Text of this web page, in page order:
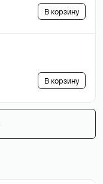
В корзину
В корзину